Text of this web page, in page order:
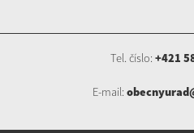
Tel. číslo: +421
E-mail: